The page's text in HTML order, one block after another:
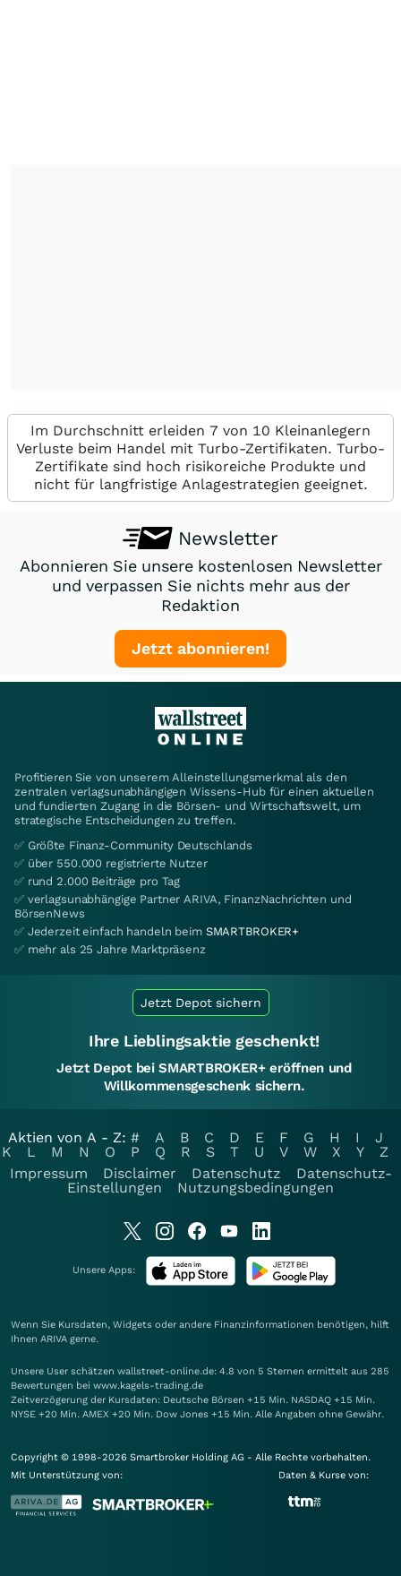
Im Durchschnitt erleiden 7 von 10 Kleinanlegern
Verluste beim Handel mit Turbo-Zertifikaten. Turbo-
Zertifikate sind hoch risikoreiche Produkte und
nicht für langfristige Anlagestrategien geeignet.
Newsletter
Abonnieren Sie unsere kostenlosen Newsletter
und verpassen Sie nichts mehr aus der
Redaktion
Jetzt abonnieren!
Profitieren Sie von unserem Alleinstellungsmerkmal als den
zentralen verlagsunabhängigen Wissens-Hub für einen aktuellen
und fundierten Zugang in die Börsen- und Wirtschaftswelt, um
strategische Entscheidungen zu treffen.
✅ Größte Finanz-Community Deutschlands
✅ über 550.000 registrierte Nutzer
✅ rund 2.000 Beiträge pro Tag
✅ verlagsunabhängige Partner ARIVA, FinanzNachrichten und
BörsenNews
✅ Jederzeit einfach handeln beim SMARTBROKER+
✅ mehr als 25 Jahre Marktpräsenz
Jetzt Depot sichern
Ihre Lieblingsaktie geschenkt!
Jetzt Depot bei SMARTBROKER+ eröffnen und
Willkommensgeschenk sichern.
Aktien von A - Z: # A B C D E F G H I
J
K
L M N O P Q R S T U V W X Y
Z
Impressum
Disclaimer Datenschutz
Datenschutz-
Einstellungen
Nutzungsbedingungen
Unsere Apps:
Wenn Sie Kursdaten, Widgets oder andere Finanzinformationen benötigen, hilft
Ihnen ARIVA gerne.
Unsere User schätzen wallstreet-online.de: 4.8 von 5 Sternen ermittelt aus 285
Bewertungen bei www.kagels-trading.de
Zeitverzögerung der Kursdaten: Deutsche Börsen +15 Min. NASDAQ +15 Min.
NYSE +20 Min. AMEX +20 Min. Dow Jones +15 Min. Alle Angaben ohne Gewähr.
Copyright © 1998-2026 Smartbroker Holding AG - Alle Rechte vorbehalten.
Mit Unterstützung von:
Daten & Kurse von: